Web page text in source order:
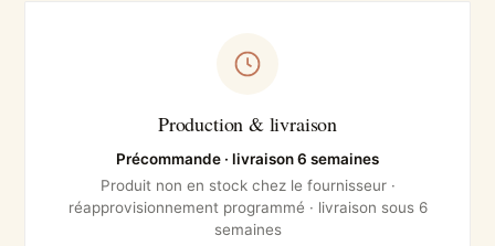
Production & livraison
Précommande · livraison 6 semaines
Produit non en stock chez le fournisseur ·
réapprovisionnement programmé · livraison sous 6
semaines